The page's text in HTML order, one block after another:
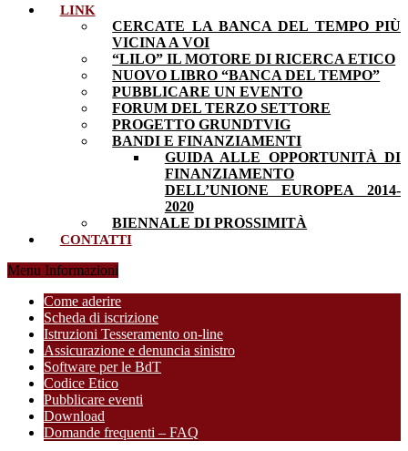
LINK
CERCATE LA BANCA DEL TEMPO PIÙ
VICINA A VOI
“LILO” IL MOTORE DI RICERCA ETICO
NUOVO LIBRO “BANCA DEL TEMPO”
PUBBLICARE UN EVENTO
FORUM DEL TERZO SETTORE
PROGETTO GRUNDTVIG
BANDI E FINANZIAMENTI
GUIDA ALLE OPPORTUNITÀ DI
FINANZIAMENTO
DELL’UNIONE EUROPEA 2014-
2020
BIENNALE DI PROSSIMITÀ
CONTATTI
Menu Informazioni
Come aderire
Scheda di iscrizione
Istruzioni Tesseramento on-line
Assicurazione e denuncia sinistro
Software per le BdT
Codice Etico
Pubblicare eventi
Download
Domande frequenti – FAQ